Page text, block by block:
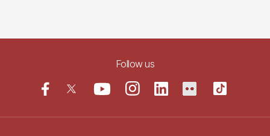
Follow us